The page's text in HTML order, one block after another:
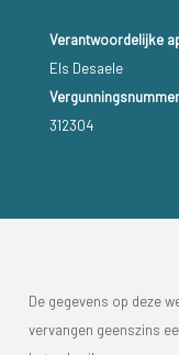
Verantwoordelijke
Els Desaele
312304
De gegevens op deze
vervangen geenszins